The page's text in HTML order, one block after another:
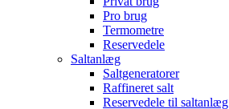
Pro brug
Termometre
Reservedele
Saltanlæg
Saltgeneratorer
Raffineret salt
Reservedele til saltanlæg